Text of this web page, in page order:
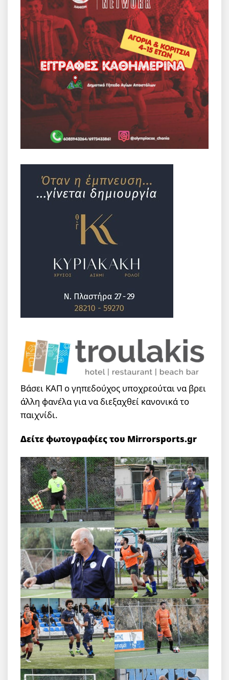
Βάσει ΚΑΠ ο γηπεδούχος υποχρεούται να βρει
άλλη φανέλα για να διεξαχθεί κανονικά το
παιχνίδι.
Δείτε φωτογραφίες του Mirrorsports.gr